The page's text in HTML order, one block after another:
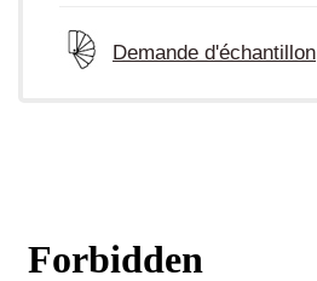
Demande d'échantillon